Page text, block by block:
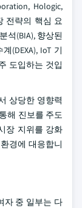
Hologic,
전략의 핵심 요
석(BIA), 향상된
(DEXA), IoT 기
도입하는 것입
상당한 영향력
해 진보를 주도
장 지위를 강화
경에 대응합니
자 중 일부는 다